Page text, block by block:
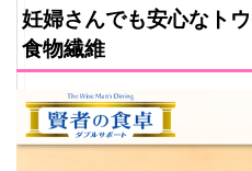
妊婦さんでも安心なト
食物繊維